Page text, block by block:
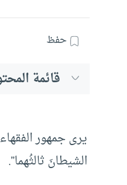
حفظ
قائمة
يرى جمهور
الشيطانَ ثالثُهما”.